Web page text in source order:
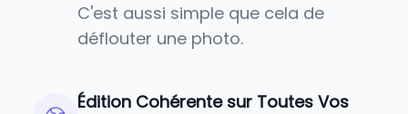
C'est aussi simple que cela de
déflouter une photo.
Édition Cohérente sur Toutes Vos